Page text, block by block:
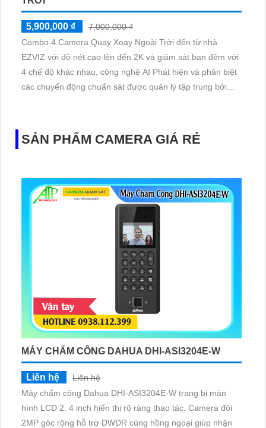
5,900,000 ₫
7,000,000 ₫
Combo 4 Camera Quay Xoay Ngoài Trời đến từ nhà
EZVIZ với độ nét cao lên đến 2K và giám sát ban đêm với
4 chế độ khác nhau, công nghệ AI Phát hiện và phân biệt
các chuyển động chuẩn sát được quản lý tập trung bởi
SẢN PHẨM CAMERA GIÁ RẺ
MÁY CHẤM CÔNG DAHUA DHI-ASI3204E-W
Liên hệ
Liên hệ
Máy chấm công Dahua DHI-ASI3204E-W trang bị màn
hình LCD 2. 4 inch hiển thị rõ ràng thao tác. Camera đôi
2MP góc rộng hỗ trợ DWDR cùng hồng ngoại giúp nhận